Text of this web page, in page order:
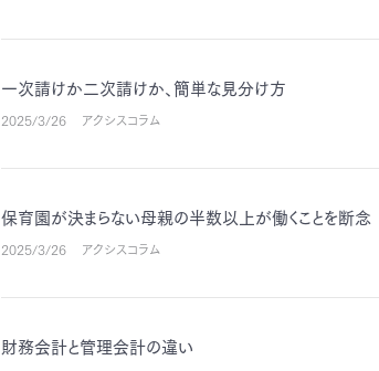
一次請けか二次請けか、簡単な見分け方
2025/3/26 アクシスコラム
保育園が決まらない母親の半数以上が働くことを断念
2025/3/26 アクシスコラム
財務会計と管理会計の違い